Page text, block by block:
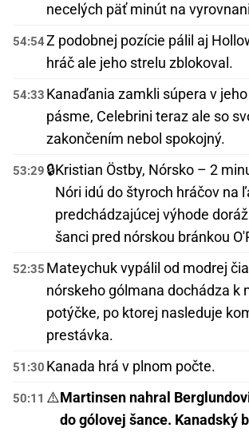
necelých päť minút na
54:54Z podobnej pozície pálil aj
hráč ale jeho strelu zblokoval.
54:33 Kanaďania zamkli súpera v
pásme, Celebrini teraz ale so
zakončením nebol spokojný.
53:29 🔒Kristian Östby, Nórsko – 2
Nóri idú do štyroch hráčov na
predchádzajúcej výhode
šanci pred nórskou bránkou
52:35 Mateychuk vypálil od modrej
nórskeho gólmana dochádza k
potýčke, po ktorej nasleduje
prestávka.
51:30 Kanada hrá v plnom počte.
50:11 ⚠️Martinsen nahral
do gólovej šance. Kanadský